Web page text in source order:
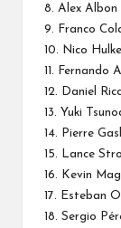
8. Alex Albon
9. Franco
10. Nico
11. Fernando
12. Daniel
13. Yuki
14. Pierre
15. Lance
16. Kevin
17. Esteban
18. Sergio